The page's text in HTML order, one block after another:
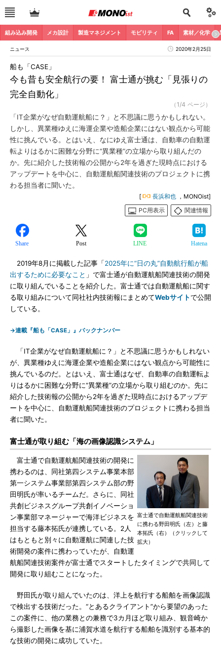
組み込み開発 メカ設計 製造マネジメント モビリティ FA 素材／化学
ニュース 2020年2月25日
今も昔も安全航行の要！ 富士通が挑む「見張りの
完全自動化」
船も「CASE」
（1/4 ページ）
「IT企業がなぜ自動運航船に？」と不思議に思うかもしれない。
しかし、異業種ゆえに海運企業や造船企業にはない観点から可能
性に挑んでいる。とはいえ、なにゆえ富士通は、自動車の自動運
転よりはるかに困難な分野に“異業種”の立場から取り組んだの
か。先に紹介した技術報の公開から2年を過ぎた現時点における
アップデートを中心に、自動運航船関連技術のプロジェクトに携
わる担当者に聞いた。
[ 長浜和也 ，MONOist]
PC用表示
関連情報
Share Post LINE Hatena
2019年8月に掲載した記事「2025年に“日の丸”自動航行船が船
出するために必要なこと 」で富士通が自動運航船関連技術の開発
に取り組んでいることを紹介した。富士通では自動運航船に関す
る取り組みについて同社社内技術報にまとめてWebサイトで公開
している。
→連載『船も「CASE」』バックナンバー
「IT企業がなぜ自動運航船に？」と不思議に思うかもしれない
が、異業種ゆえに海運企業や造船企業にはない観点から可能性に
挑んでいるのだ。とはいえ、富士通はなぜ、自動車の自動運転よ
りはるかに困難な分野に“異業種”の立場から取り組むのか。先に
紹介した技術報の公開から2年を過ぎた現時点におけるアップデ
ートを中心に、自動運航船関連技術のプロジェクトに携わる担当
者に聞いた。
富士通が取り組む「海の画像認識システム」
富士通で自動運航船関連技術
に携わる野田明氏（左）と藤
本拓氏（右）（クリックして
拡大）
富士通で自動運航船関連技術の開発に
携わるのは、同社第四システム事業本部
第一システム事業部第四システム部の野
田明氏が率いるチームだ。さらに、同社
共創ビジネスグループ共創イノベーショ
ン事業部マネージャーで海洋ビジネスを
担当する藤本拓氏が連携している。2人
はもともと別々に自動運航に関連した技
術開発の案件に携わっていたが、自動運
航船関連技術案件が富士通でスタートしたタイミングで共同して
開発に取り組むことになった。
野田氏が取り組んでいたのは、洋上を航行する船舶を画像認識
で検出する技術だった。“とあるクライアント”から要望のあった
この案件に、他の業務との兼務で3カ月ほど取り組み、観音崎か
ら撮影した画像を基に浦賀水道を航行する船舶を識別する基本的
な技術の開発に成功していた。